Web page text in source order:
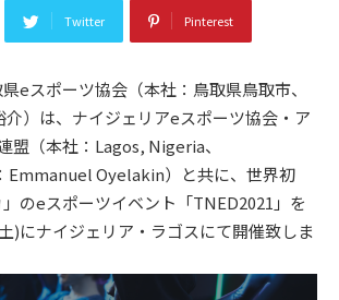
Twitter Pinterest
eスポーツ協会（本社：鳥取県鳥取市、
介）は、ナイジェリアeスポーツ協会・ア
盟（本社：Lagos, Nigeria、
Emmanuel Oyelakin）と共に、世界初
のeスポーツイベント「TNED2021」を
)にナイジェリア・ラゴスにて開催致しま